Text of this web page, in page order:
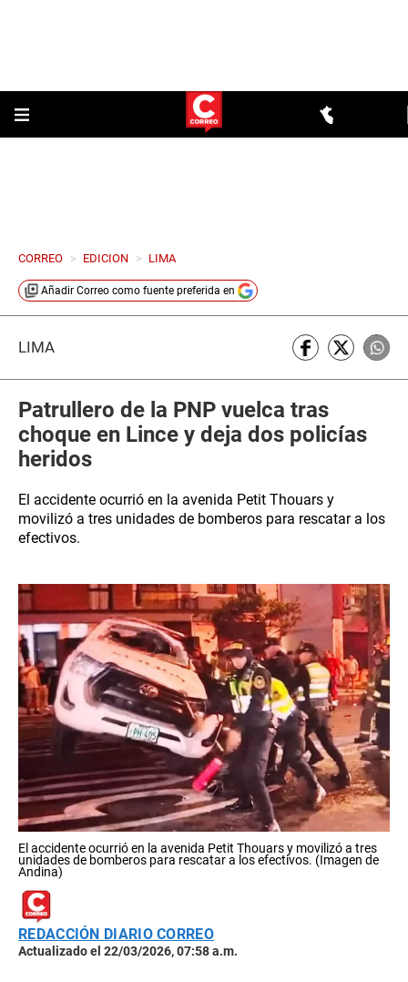
CORREO > EDICION > LIMA
Añadir Correo como fuente preferida en
LIMA
Patrullero de la PNP vuelca tras
choque en Lince y deja dos policías
heridos
El accidente ocurrió en la avenida Petit Thouars y
movilizó a tres unidades de bomberos para rescatar a los
efectivos.
El accidente ocurrió en la avenida Petit Thouars y movilizó a tres
unidades de bomberos para rescatar a los efectivos. (Imagen de
Andina)
REDACCIÓN DIARIO CORREO
Actualizado el 22/03/2026, 07:58 a.m.